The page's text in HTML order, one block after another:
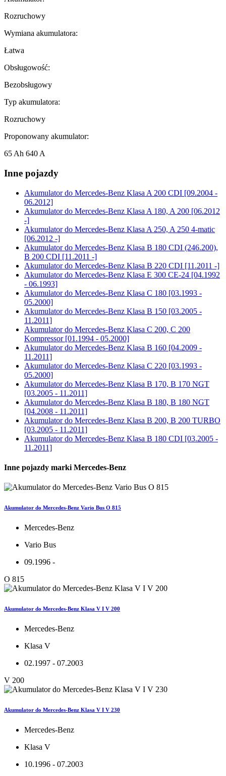
Rozruchowy
Wymiana akumulatora:
Łatwa
Obsługowość:
Bezobsługowy
Typ akumulatora:
Rozruchowy
Proponowany akumulator:
65 Ah 640 A
Inne pojazdy
Akumulator do Mercedes-Benz Klasa A 200 CDI [09.2004 -
06.2012]
Akumulator do Mercedes-Benz Klasa A 180, A 200 [06.2012
-]
Akumulator do Mercedes-Benz Klasa A 250, A 250 4-matic
[06.2012 -]
Akumulator do Mercedes-Benz Klasa B 180 CDI (246.200),
B 200 CDI [11.2011 -]
Akumulator do Mercedes-Benz Klasa B 220 CDI [11.2011 -]
Akumulator do Mercedes-Benz Klasa E 300 CE-24 [04.1992
- 06.1993]
Akumulator do Mercedes-Benz Klasa C 180 [03.1993 -
05.2000]
Akumulator do Mercedes-Benz Klasa B 150 [03.2005 -
11.2011]
Akumulator do Mercedes-Benz Klasa C 200, C 200
Kompressor [01.1994 - 05.2000]
Akumulator do Mercedes-Benz Klasa B 160 [04.2009 -
11.2011]
Akumulator do Mercedes-Benz Klasa C 220 [03.1993 -
05.2000]
Akumulator do Mercedes-Benz Klasa B 170, B 170 NGT
[03.2005 - 11.2011]
Akumulator do Mercedes-Benz Klasa B 180, B 180 NGT
[04.2008 - 11.2011]
Akumulator do Mercedes-Benz Klasa B 200, B 200 TURBO
[03.2005 - 11.2011]
Akumulator do Mercedes-Benz Klasa B 180 CDI [03.2005 -
11.2011]
Inne pojazdy marki Mercedes-Benz
Akumulator do Mercedes-Benz Vario Bus O 815
Mercedes-Benz
Vario Bus
09.1996 -
O 815
Akumulator do Mercedes-Benz Klasa V I V 200
Mercedes-Benz
Klasa V
02.1997 - 07.2003
V 200
Akumulator do Mercedes-Benz Klasa V I V 230
Mercedes-Benz
Klasa V
10.1996 - 07.2003